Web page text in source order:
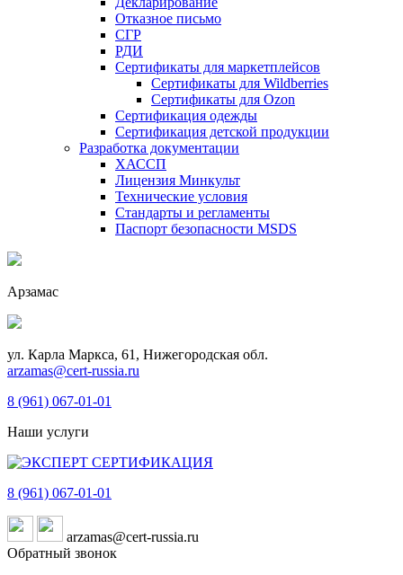
Отказное письмо
СГР
РДИ
Сертификаты для маркетплейсов
Сертификаты для Wildberries
Сертификаты для Ozon
Сертификация одежды
Сертификация детской продукции
Разработка документации
ХАССП
Лицензия Минкульт
Технические условия
Стандарты и регламенты
Паспорт безопасности MSDS
Арзамас
ул. Карла Маркса, 61, Нижегородская обл.
arzamas@cert-russia.ru
8 (961) 067-01-01
Наши услуги
8 (961) 067-01-01
arzamas@cert-russia.ru
Обратный звонок